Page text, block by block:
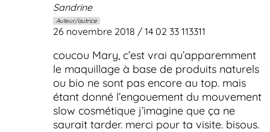
Sandrine
Auteur/autrice
26 novembre 2018 / 14 02 33 113311
coucou Mary, c’est vrai qu’apparemment
le maquillage à base de produits naturels
ou bio ne sont pas encore au top. mais
étant donné l’engouement du mouvement
slow cosmétique j’imagine que ça ne
saurait tarder. merci pour ta visite. bisous.